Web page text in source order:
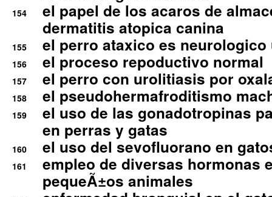
154
el papel de los acaros de
dermatitis atopica canina
155 el perro ataxico es
156 el proceso repoductivo normal
157 el perro con urolitiasis por
158 el pseudohermafroditismo
159
el uso de las gonadotropinas
en perras y gatas
160 el uso del sevofluorano en
161
empleo de diversas hormonas
pequeÃ±os animales